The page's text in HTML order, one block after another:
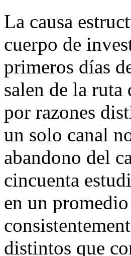
La causa
cuerpo de
primeros días
salen de la
por razones
un solo canal
abandono del
cincuenta
en un
distintos que